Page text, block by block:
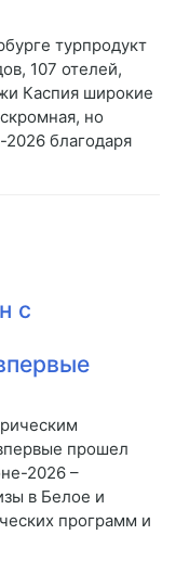
турпродукт
107 отелей,
Каспия широкие
но
2026 благодаря
с
прошел
2026 –
в Белое и
программ и